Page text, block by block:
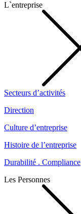
L`entreprise
Secteurs d’activités
Direction
Culture d’entreprise
Histoire de l’entreprise
Durabilité . Compliance
Les Personnes